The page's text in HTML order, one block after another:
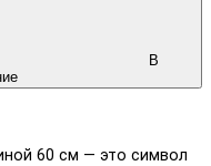
В
60 см — это символ